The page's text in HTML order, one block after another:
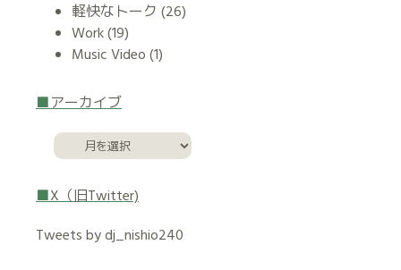
軽快なトーク (26)
Work(19)
Music Video(1)
アーカイブ
X（旧Twitter)
Tweets by dj_nishio240